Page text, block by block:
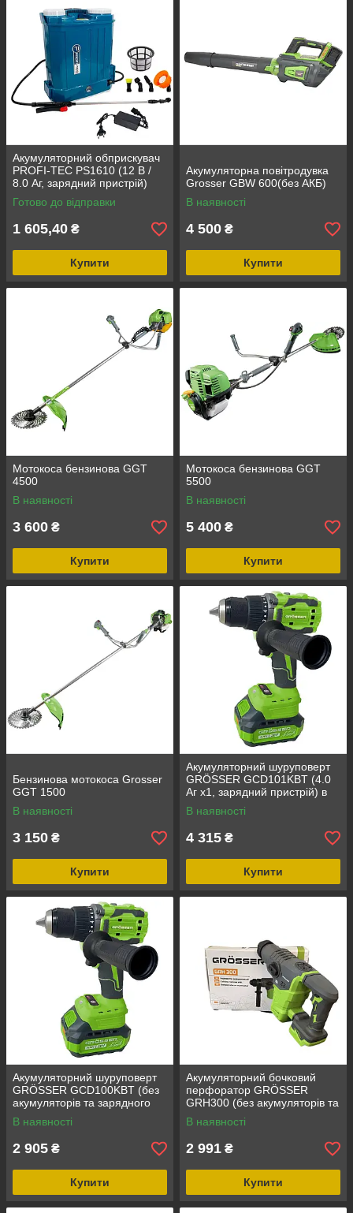
Акумуляторний обприскувач
PROFI-TEC PS1610 (12 В /
8.0 Аг, зарядний пристрій)
Готово до відправки
1 605,40 ₴
Купити
Акумуляторна повітродувка
Grosser GBW 600(без АКБ)
В наявності
4 500 ₴
Купити
Мотокоса бензинова GGT
4500
В наявності
3 600 ₴
Купити
Мотокоса бензинова GGT
5500
В наявності
5 400 ₴
Купити
Бензинова мотокоса Grosser
GGT 1500
В наявності
3 150 ₴
Купити
Акумуляторний шуруповерт
GRÖSSER GCD101KBT (4.0
Аг х1, зарядний пристрій) в
кейсі
В наявності
4 315 ₴
Купити
Акумуляторний шуруповерт
GRÖSSER GCD100KBT (без
акумуляторів та зарядного
пристрою)
В наявності
2 905 ₴
Купити
Акумуляторний бочковий
перфоратор GRÖSSER
GRH300 (без акумуляторів та
зарядного пристою)
В наявності
2 991 ₴
Купити